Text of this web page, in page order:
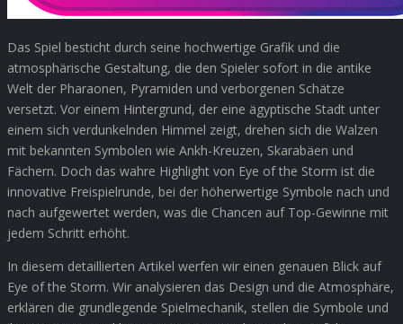
Das Spiel besticht durch seine hochwertige Grafik und die
atmosphärische Gestaltung, die den Spieler sofort in die antike
Welt der Pharaonen, Pyramiden und verborgenen Schätze
versetzt. Vor einem Hintergrund, der eine ägyptische Stadt unter
einem sich verdunkelnden Himmel zeigt, drehen sich die Walzen
mit bekannten Symbolen wie Ankh-Kreuzen, Skarabäen und
Fächern. Doch das wahre Highlight von Eye of the Storm ist die
innovative Freispielrunde, bei der höherwertige Symbole nach und
nach aufgewertet werden, was die Chancen auf Top-Gewinne mit
jedem Schritt erhöht.
In diesem detaillierten Artikel werfen wir einen genauen Blick auf
Eye of the Storm. Wir analysieren das Design und die Atmosphäre,
erklären die grundlegende Spielmechanik, stellen die Symbole und